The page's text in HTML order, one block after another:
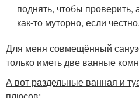
поднять, чтобы проверить,
как-то муторно, если честно.
Для меня совмещённый
только иметь две ванные
А вот раздельные ванная и